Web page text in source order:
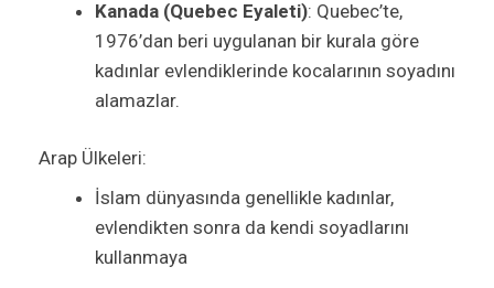
Kanada (Quebec Eyaleti): Quebec’te,
1976’dan beri uygulanan bir kurala göre
kadınlar evlendiklerinde kocalarının soyadını
alamazlar.
Arap Ülkeleri:
İslam dünyasında genellikle kadınlar,
evlendikten sonra da kendi soyadlarını
kullanmaya